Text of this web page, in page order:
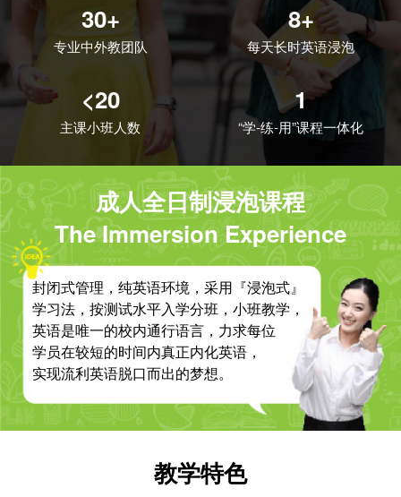
30+
专业中外教团队
8+
每天长时英语浸泡
<20
主课小班人数
1
“学-练-用”课程一体化
成人全日制浸泡课程
The Immersion Experience
封闭式管理，纯英语环境，采用『浸泡式』
学习法，按测试水平入学分班，小班教学，
英语是唯一的校内通行语言，力求每位
学员在较短的时间内真正内化英语，
实现流利英语脱口而出的梦想。
教学特色